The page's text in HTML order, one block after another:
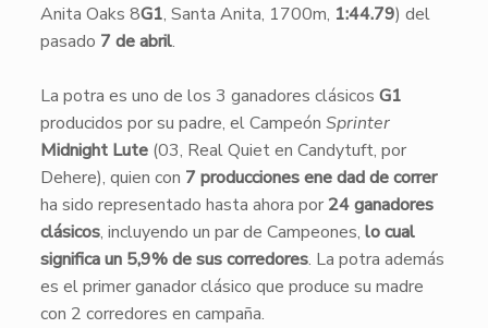
Anita Oaks 8G1, Santa Anita, 1700m, 1:44.79) del
pasado 7 de abril.
La potra es uno de los 3 ganadores clásicos G1
producidos por su padre, el Campeón Sprinter
Midnight Lute(03, Real Quiet en Candytuft, por
Dehere), quien con 7 producciones ene dad de correr
ha sido representado hasta ahora por 24 ganadores
clásicos, incluyendo un par de Campeones, lo cual
significa un 5,9% de sus corredores. La potra además
es el primer ganador clásico que produce su madre
con 2 corredores en campaña.